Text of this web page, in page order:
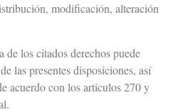
modificación, alteración
los citados derechos puede
las presentes disposiciones, así
acuerdo con los artículos 270 y